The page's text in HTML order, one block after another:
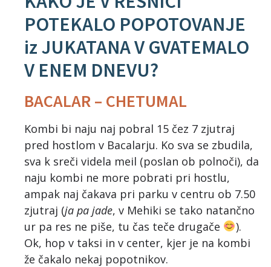
POTEKALO POPOTOVANJE
iz JUKATANA V GVATEMALO
V ENEM DNEVU?
BACALAR – CHETUMAL
Kombi bi naju naj pobral 15 čez 7 zjutraj
pred hostlom v Bacalarju. Ko sva se zbudila,
sva k sreči videla meil (poslan ob polnoči), da
naju kombi ne more pobrati pri hostlu,
ampak naj čakava pri parku v centru ob 7.50
zjutraj (ja pa jade, v Mehiki se tako natančno
ur pa res ne piše, tu čas teče drugače
).
Ok, hop v taksi in v center, kjer je na kombi
že čakalo nekaj popotnikov.